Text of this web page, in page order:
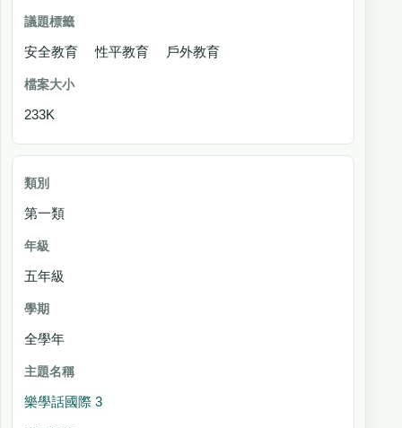
安全教育 性平教育 戶外教育
233K
第一類
五年級
全學年
樂學話國際 3